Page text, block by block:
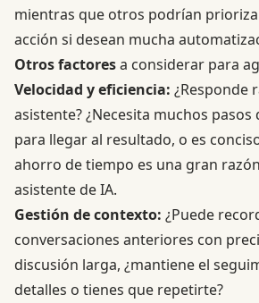
mientras que otros podrían
acción si desean mucha
Otros factoresa considerar para
Velocidad y eficiencia: ¿Responde
asistente? ¿Necesita muchos pasos
para llegar al resultado, o es
ahorro de tiempo es una gran
asistente de IA.
Gestión de contexto: ¿Puede
conversaciones anteriores con
discusión larga, ¿mantiene el
detalles o tienes que repetirte?